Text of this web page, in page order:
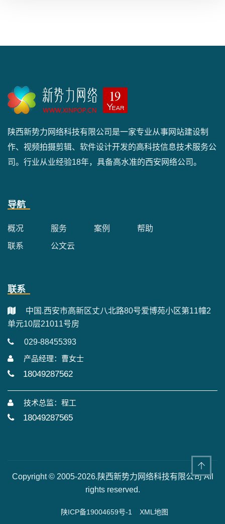
陕西新势力网络科技有限公司是一家专业从事网站建设制
作、视频拍摄剪辑、软件设计开发的高科技信息技术服务公
司。行业从业经验18年，具备高水准的西安网络公司。
导航
概况 服务 案例 帮助
联系 公文云
联系
中国.西安市高新区丈八北路80号爱博苑小区第11幢2
单元10层21011号房
029-88455393
产品经理：曹女士
18049287562
技术总监：程工
18049287565
Copyright © 2005-2026.陕西新势力网络科技有限公司 All
rights reserved.
陕ICP备19004659号-1 XML地图